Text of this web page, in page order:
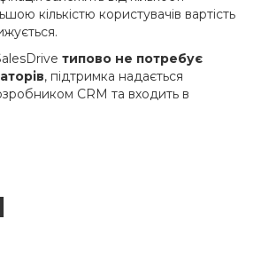
кількістю користувачів вартість
типово не потребує
, підтримка надається
CRM та входить в